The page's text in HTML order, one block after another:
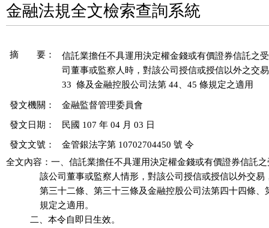
金融法規全文檢索查詢系統
摘 要：
信託業擔任不具運用決定權金錢或有價證券信託之
司董事或監察人時，對該公司授信或授信以外之交
發文機關： 金融監督管理委員會
發文日期： 民國 107 年 04 月 03 日
發文文號：
金管銀法字第 10702704450 號 令
全文內容：一、信託業擔任不具運用決定權金錢或有價證券信託
該公司董事或監察人情形，對該公司授信或授信以外交
第三十二條、第三十三條及金融控股公司法第四十四條
              規定之適用。